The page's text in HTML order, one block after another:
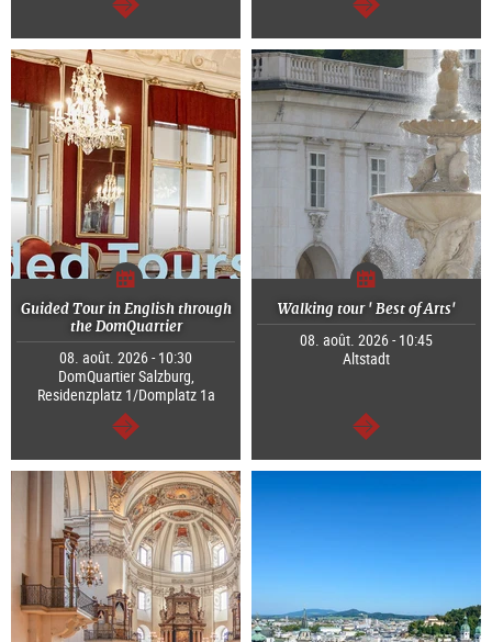
Continuer Continuer
Guided Tour in English through
the DomQuartier
08. août. 2026 - 10:30
DomQuartier Salzburg,
Residenzplatz 1/Domplatz 1a
Continuer
Walking tour ' Best of Arts'
08. août. 2026 - 10:45
Altstadt
Continuer